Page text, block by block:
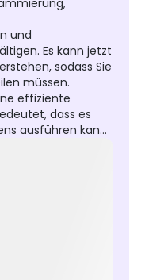
und
Es kann jetzt
sodass Sie
müssen.
effiziente
dass es
ausführen kann.